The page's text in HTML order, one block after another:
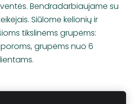
Bendradarbiaujame su
Siūlome kelionių ir
tikslinėms grupėms:
grupėms nuo 6